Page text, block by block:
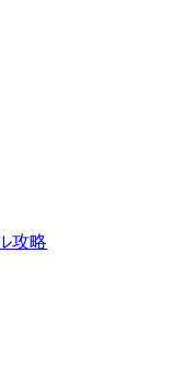
攻略